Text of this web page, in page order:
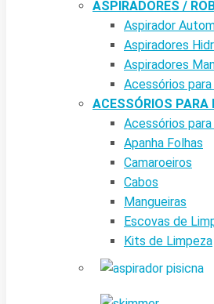
ASPIRADORES /
Aspirador
Aspiradores
Aspiradores
Acessórios
ACESSÓRIOS PARA
Acessórios
Apanha Folhas
Camaroeiros
Cabos
Mangueiras
Escovas de
Kits de Limpeza